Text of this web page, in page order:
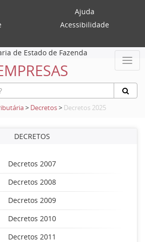
Ajuda
Acessibilidade
de Estado de Fazenda
> Decretos> Decretos 2025
DECRETOS
Decretos 2007
Decretos 2008
Decretos 2009
Decretos 2010
Decretos 2011